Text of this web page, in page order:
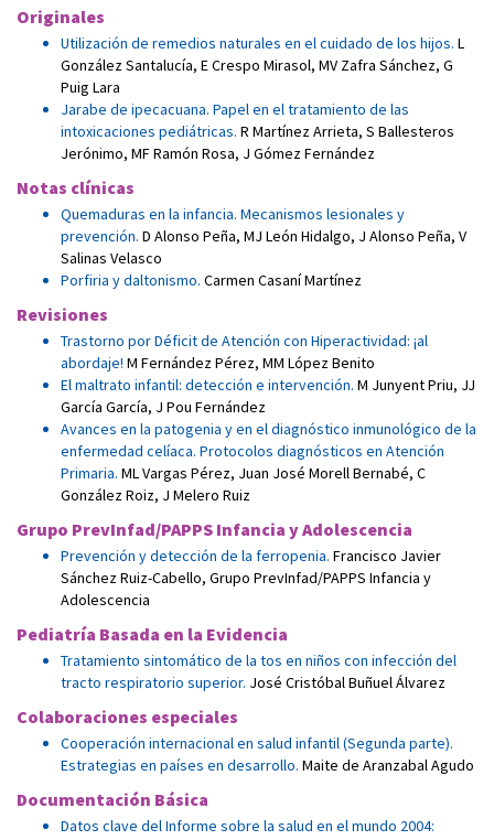
Originales
Utilización de remedios naturales en el cuidado de los hijos. L
González Santalucía, E Crespo Mirasol, MV Zafra Sánchez, G
Puig Lara
Jarabe de ipecacuana. Papel en el tratamiento de las
intoxicaciones pediátricas. R Martínez Arrieta, S Ballesteros
Jerónimo, MF Ramón Rosa, J Gómez Fernández
Notas clínicas
Quemaduras en la infancia. Mecanismos lesionales y
prevención. D Alonso Peña, MJ León Hidalgo, J Alonso Peña, V
Salinas Velasco
Porfiria y daltonismo. Carmen Casaní Martínez
Revisiones
Trastorno por Déficit de Atención con Hiperactividad: ¡al
abordaje! M Fernández Pérez, MM López Benito
El maltrato infantil: detección e intervención. M Junyent Priu, JJ
García García, J Pou Fernández
Avances en la patogenia y en el diagnóstico inmunológico de la
enfermedad celíaca. Protocolos diagnósticos en Atención
Primaria. ML Vargas Pérez, Juan José Morell Bernabé, C
González Roiz, J Melero Ruiz
Grupo PrevInfad/PAPPS Infancia y Adolescencia
Prevención y detección de la ferropenia. Francisco Javier
Sánchez Ruiz-Cabello, Grupo PrevInfad/PAPPS Infancia y
Adolescencia
Pediatría Basada en la Evidencia
Tratamiento sintomático de la tos en niños con infección del
tracto respiratorio superior. José Cristóbal Buñuel Álvarez
Colaboraciones especiales
Cooperación internacional en salud infantil (Segunda parte).
Estrategias en países en desarrollo. Maite de Aranzabal Agudo
Documentación Básica
Datos clave del Informe sobre la salud en el mundo 2004: